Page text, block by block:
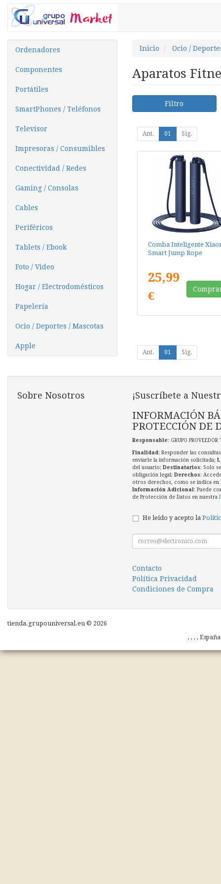
Ordenadores
Componentes
Portátiles
SmartPhones / Teléfonos
Televisor
Impresoras / Consumibles
Conectividad / Redes
Gaming / Consolas
Cables
Periféricos
Tablets / Ebook
Foto / Video
Hogar / Electrodomésticos
Papelería
Ocio / Deportes / Mascotas
Apple
Inicio Ocio /
Aparatos
Filtro
Ant. 01 Sig.
Comba Inteligente
Smart Jump Rope
25,99
€
Ant. 01 Sig.
Sobre Nosotros ¡Suscríbete a
INFORMACIÓN
PROTECCIÓN DE
Responsable: GRUPO
Finalidad : Responder las
enviarle la información solicitada;
del usuario; Destinatarios: Solo
obligación legal; Derechos:
otros derechos, como se indica en
Información Adicional : Puede
de Protección de Datos en nuestra
He leído y acepto la
Contacto
Política Privacidad
Condiciones de Compra
tienda.grupouniversal.eu © 2026
, , , ,